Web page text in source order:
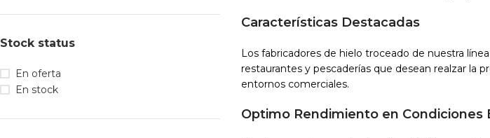
Stock status
En oferta
En stock
Características Destacadas
Los fabricadores de hielo troceado de nuestra
restaurantes y pescaderías que desean realzar la
entornos comerciales.
Optimo Rendimiento en Condiciones